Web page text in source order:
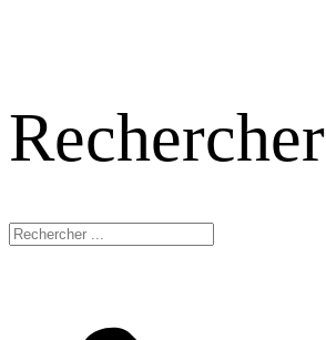
Rechercher